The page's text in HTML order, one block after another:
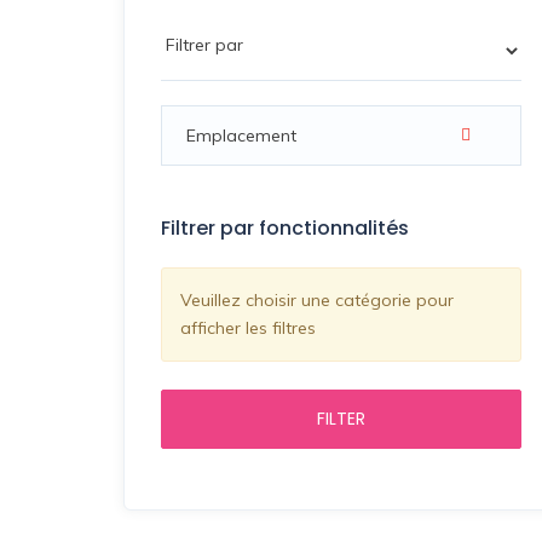
Filtrer par fonctionnalités
Veuillez choisir une catégorie pour
afficher les filtres
FILTER